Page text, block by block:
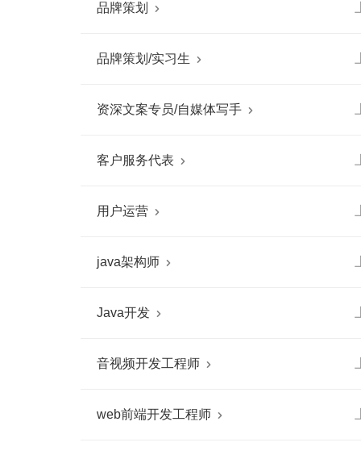
品牌策划 
品牌策划/实习生 
资深文案专员/自媒体写手 
客户服务代表 
用户运营 
java架构师 
Java开发 
音视频开发工程师 
web前端开发工程师 